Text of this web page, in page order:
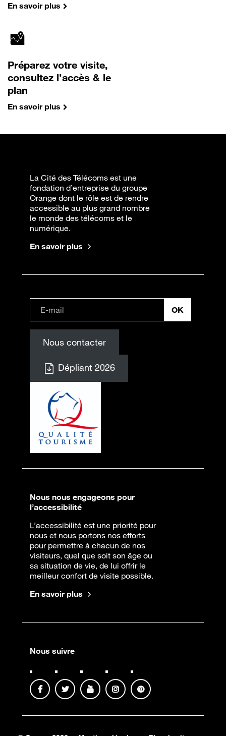
En savoir plus
Préparez votre visite,
consultez l’accès & le
plan
En savoir plus
La Cité des Télécoms est une
fondation d’entreprise du groupe
Orange dont le rôle est de rendre
accessible au plus grand nombre
le monde des télécoms et le
numérique.
En savoir plus
Nous contacter
Dépliant 2026
Nous nous engageons pour
l’accessibilité
L’accessibilité est une priorité pour
nous et nous portons nos efforts
pour permettre à chacun de nos
visiteurs, quel que soit son âge ou
sa situation de vie, de lui offrir le
meilleur confort de visite possible.
En savoir plus
Nous suivre